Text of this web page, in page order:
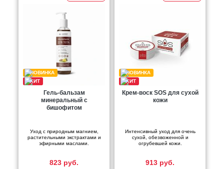
Гель-бальзам
минеральный с
бишофитом
Уход с природным магнием,
растительными экстрактами и
эфирными маслами.
823 руб.
Крем-воск SOS для сухой
кожи
Интенсивный уход для очень
сухой, обезвоженной и
огрубевшей кожи.
913 руб.